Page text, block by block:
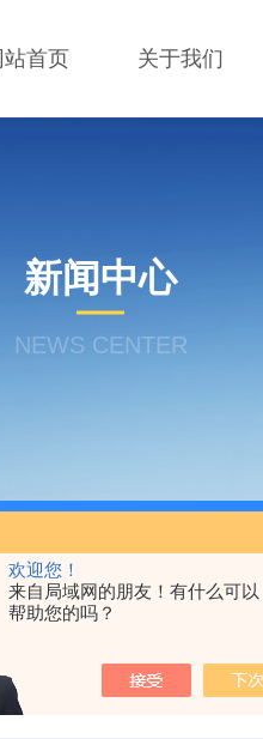
欢迎您！
来自局域网的朋友！有什么可以
帮助您的吗？
站首页 关于我们
新闻中心
NEWS CENTER
原状采样器（柱状底泥采样器）